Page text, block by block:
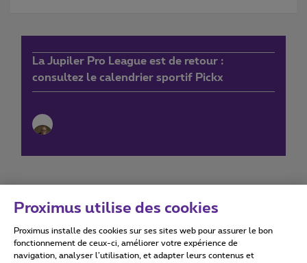
La Jupiler Pro League est de retour :
consultez le calendrier sportif Pickx
Conditions d'utilisation Accessibility statement
Proximus utilise des cookies
Proximus installe des cookies sur ses sites web pour assurer le bon
fonctionnement de ceux-ci, améliorer votre expérience de
navigation, analyser l’utilisation, et adapter leurs contenus et